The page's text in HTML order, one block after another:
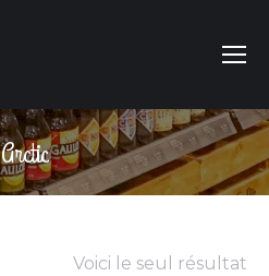
Arctic
Vous êtes ici :
Voici le seul résultat